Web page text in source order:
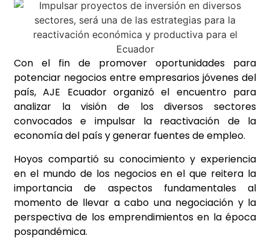
Con el fin de promover oportunidades para
potenciar negocios entre empresarios jóvenes del
país, AJE Ecuador organizó el encuentro para
analizar la visión de los diversos sectores
convocados e impulsar la reactivación de la
economía del país y generar fuentes de empleo.
Hoyos compartió su conocimiento y experiencia
en el mundo de los negocios en el que reitera la
importancia de aspectos fundamentales al
momento de llevar a cabo una negociación y la
perspectiva de los emprendimientos en la época
pospandémica.